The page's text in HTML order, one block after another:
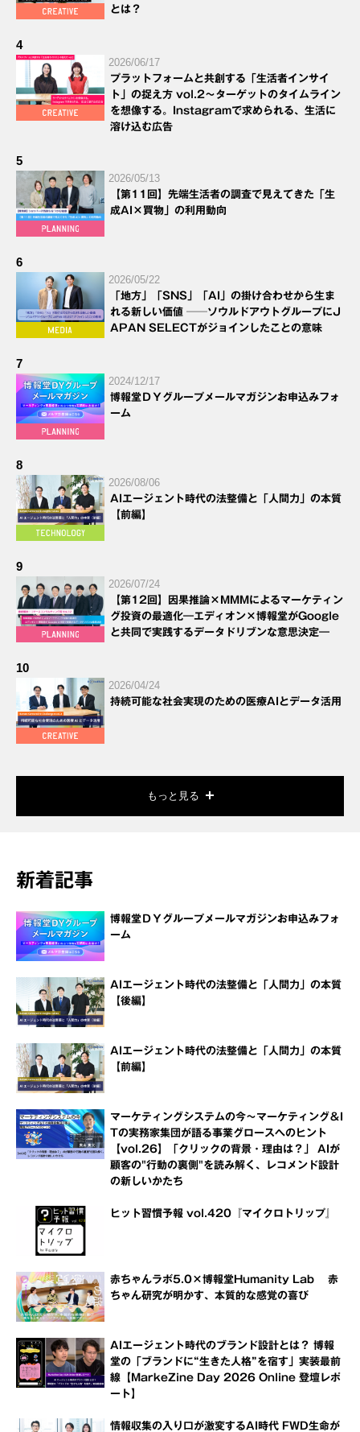
とは？
4
2026/06/17
プラットフォームと共創する「生活者インサイ
ト」の捉え方 vol.2～ターゲットのタイムライン
を想像する。Instagramで求められる、生活に
溶け込む広告
5
2026/05/13
【第11回】先端生活者の調査で見えてきた「生
成AI×買物」の利用動向
6
2026/05/22
「地方」「SNS」「AI」の掛け合わせから生ま
れる新しい価値 ──ソウルドアウトグループにJ
APAN SELECTがジョインしたことの意味
7
2024/12/17
博報堂ＤＹグループメールマガジンお申込みフォ
ーム
8
2026/08/06
AIエージェント時代の法整備と「人間力」の本質
【前編】
9
2026/07/24
【第12回】因果推論×MMMによるマーケティン
グ投資の最適化―エディオン×博報堂がGoogle
と共同で実践するデータドリブンな意思決定―
10
2026/04/24
持続可能な社会実現のための医療AIとデータ活用
もっと見る
新着記事
博報堂ＤＹグループメールマガジンお申込みフォ
ーム
AIエージェント時代の法整備と「人間力」の本質
【後編】
AIエージェント時代の法整備と「人間力」の本質
【前編】
マーケティングシステムの今～マーケティング＆I
Tの実務家集団が語る事業グロースへのヒント
【vol.26】「クリックの背景・理由は？」 AIが
顧客の"行動の裏側"を読み解く、レコメンド設計
の新しいかたち
ヒット習慣予報 vol.420『マイクロトリップ』
赤ちゃんラボ5.0×博報堂Humanity Lab 赤
ちゃん研究が明かす、本質的な感覚の喜び
AIエージェント時代のブランド設計とは？ 博報
堂の「ブランドに“生きた人格”を宿す」実装最前
線【MarkeZine Day 2026 Online 登壇レポ
ート】
情報収集の入り口が激変するAI時代 FWD生命が